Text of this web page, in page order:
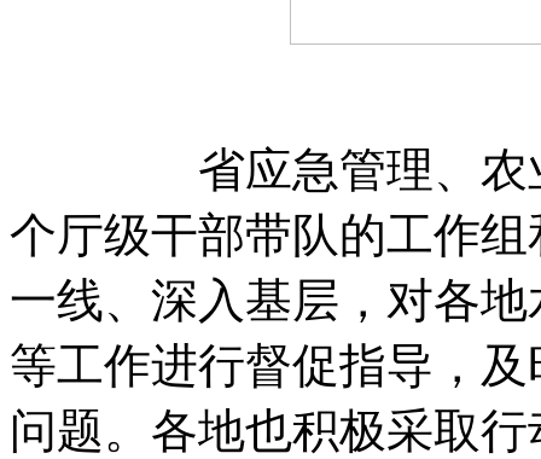
省应急管理、农业
个厅级干部带队的工作
一线、深入基层，对各
等工作进行督促指导，
问题。各地也积极采取